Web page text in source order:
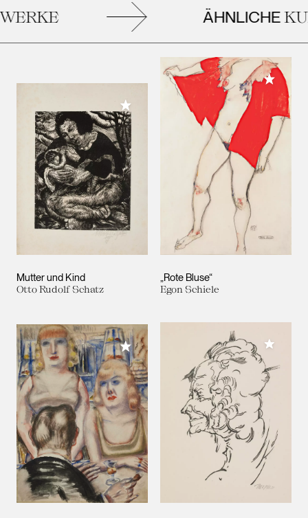
ÄHNLICHE
Mutter und Kind
Otto Rudolf Schatz
Meiner Sammlung hinzufügen
„Rote Bluse“
Egon Schiele
Meiner
Meiner Sammlung hinzufügen Meiner